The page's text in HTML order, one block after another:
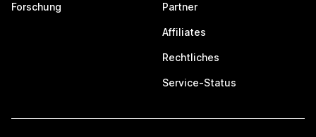
Forschung Partner
Affiliates
Rechtliches
Service-Status